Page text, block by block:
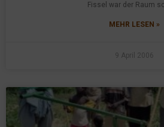
Fissel war der Raum
MEHR LESEN »
9 April 2006